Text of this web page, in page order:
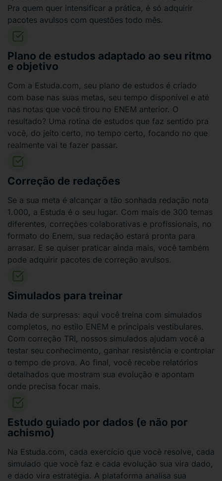
Pra quem quer intensificar a prática, é só adquirir
pacotes avulsos com questões todo mês.
Plano de estudos adaptado ao seu ritmo
e objetivo
Com a Estuda.com, seu plano de estudos é criado
com base nas suas metas, seu tempo disponível e até
nas notas que você tirou no ENEM anterior. O
resultado? Uma rotina de estudos que faz sentido pra
você, do jeito certo, no tempo certo, focando no que
realmente vai te fazer passar.
Correção de redações
Se a sua meta é alcançar a tão sonhada redação nota
1.000, a Estuda é o seu lugar. Com mais de 300 temas
diferentes, correções colaborativas e profissionais, no
formato do Enem, sua redação estará pronta para
arrasar. E se quiser praticar ainda mais, você também
pode adquirir pacotes de correção avulsos.
Simulados para treinar
Nada de surpresas: aqui você treina com simulados
completos, no estilo ENEM e principais vestibulares.
Com correção TRI, nossos simulados ajudam você a
testar seu conhecimento, ganhar resistência e controlar
o tempo de prova. Ao final, você recebe relatórios
detalhados que mostram sua evolução e apontam
onde precisa focar mais.
Estudo guiado por dados (e não por
achismo)
Na Estuda.com, cada exercício que você resolve, cada
simulado que você faz e cada evolução sua vira dado,
e dado vira estratégia. A plataforma analisa sua